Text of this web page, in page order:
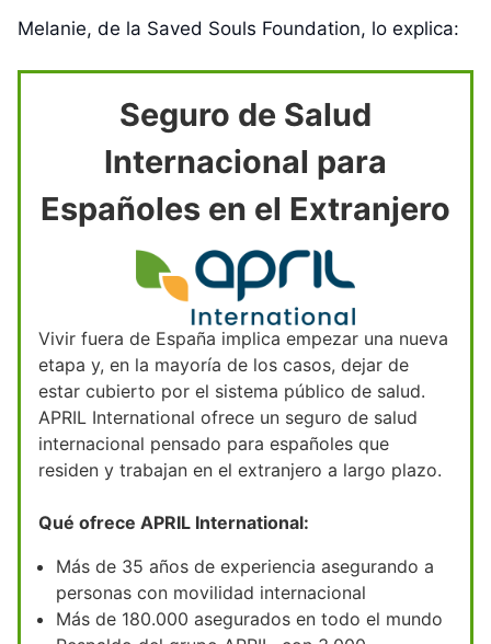
Melanie, de la Saved Souls Foundation, lo explica:
Seguro de Salud
Internacional para
Españoles en el Extranjero
Vivir fuera de España implica empezar una nueva
etapa y, en la mayoría de los casos, dejar de
estar cubierto por el sistema público de salud.
APRIL International ofrece un seguro de salud
internacional pensado para españoles que
residen y trabajan en el extranjero a largo plazo.
Qué ofrece APRIL International:
Más de 35 años de experiencia asegurando a
personas con movilidad internacional
Más de 180.000 asegurados en todo el mundo